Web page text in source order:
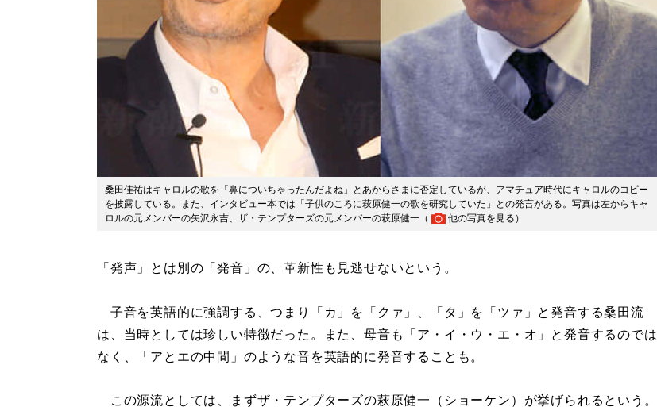
桑田佳祐はキャロルの歌を「鼻についちゃったんだよね」とあからさまに否定しているが、アマチュア時代にキャロルのコピー
を披露している。また、インタビュー本では「子供のころに萩原健一の歌を研究していた」との発言がある。写真は左からキャ
ロルの元メンバーの矢沢永吉、ザ・テンプターズの元メンバーの萩原健一（
他の写真を見る ）
「発声」とは別の「発音」の、革新性も見逃せないという。
子音を英語的に強調する、つまり「カ」を「クァ」、「タ」を「ツァ」と発音する桑田流
は、当時としては珍しい特徴だった。また、母音も「ア・イ・ウ・エ・オ」と発音するのでは
なく、「アとエの中間」のような音を英語的に発音することも。
この源流としては、まずザ・テンプターズの萩原健一（ショーケン）が挙げられるという。